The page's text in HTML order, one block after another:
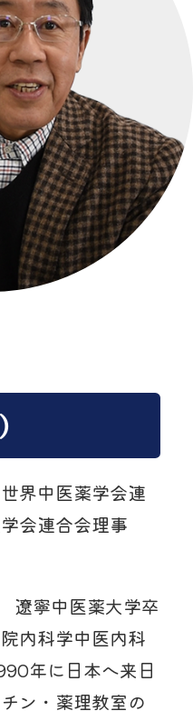
界中医薬学会連
会連合会理事
遼寧中医薬大学卒
内科学中医内科
年に日本へ来日
ン・薬理教室の